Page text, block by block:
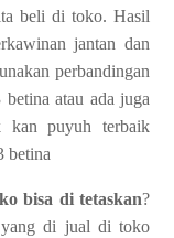
beli di toko. Hasil
jantan dan
perbandingan
atau ada juga
kan puyuh terbaik
betina
bisa di tetaskan?
di jual di toko